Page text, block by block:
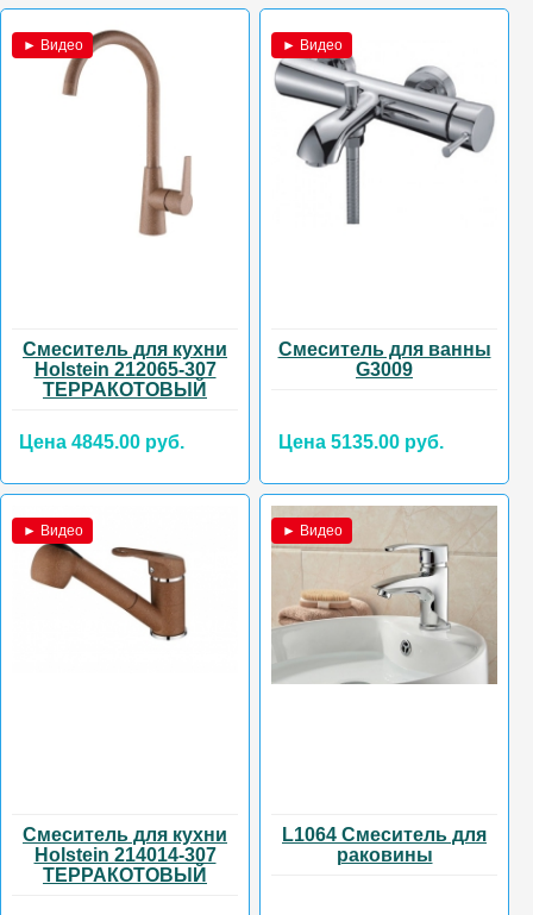
► Видео
Смеситель для кухни
Holstein 212065-307
ТЕРРАКОТОВЫЙ
Цена 4845.00 руб.
► Видео
Смеситель для ванны
G3009
Цена 5135.00 руб.
► Видео
Смеситель для кухни
Holstein 214014-307
ТЕРРАКОТОВЫЙ
► Видео
L1064 Смеситель для
раковины